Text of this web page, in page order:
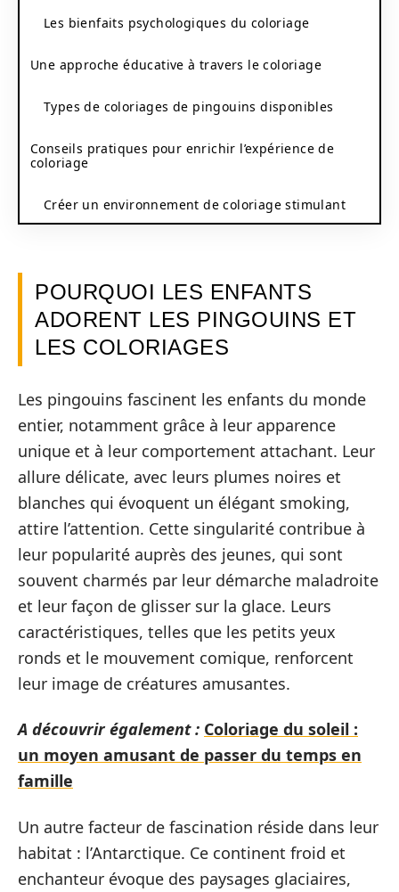
Les bienfaits psychologiques du coloriage
Une approche éducative à travers le coloriage
Types de coloriages de pingouins disponibles
Conseils pratiques pour enrichir l’expérience de
coloriage
Créer un environnement de coloriage stimulant
POURQUOI LES ENFANTS
ADORENT LES PINGOUINS ET
LES COLORIAGES
Les pingouins fascinent les enfants du monde
entier, notamment grâce à leur apparence
unique et à leur comportement attachant. Leur
allure délicate, avec leurs plumes noires et
blanches qui évoquent un élégant smoking,
attire l’attention. Cette singularité contribue à
leur popularité auprès des jeunes, qui sont
souvent charmés par leur démarche maladroite
et leur façon de glisser sur la glace. Leurs
caractéristiques, telles que les petits yeux
ronds et le mouvement comique, renforcent
leur image de créatures amusantes.
A découvrir également : Coloriage du soleil :
un moyen amusant de passer du temps en
famille
Un autre facteur de fascination réside dans leur
habitat : l’Antarctique. Ce continent froid et
enchanteur évoque des paysages glaciaires,